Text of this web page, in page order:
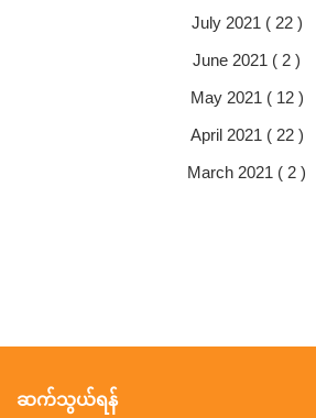
July 2021 ( 22 )
June 2021 ( 2 )
May 2021 ( 12 )
April 2021 ( 22 )
March 2021 ( 2 )
ဆက်သွယ်ရန်